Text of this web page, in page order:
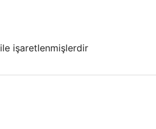
ile işaretlenmişlerdir